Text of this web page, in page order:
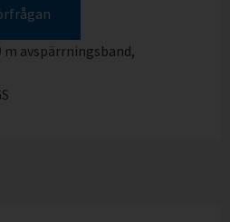
avspärrningsband,